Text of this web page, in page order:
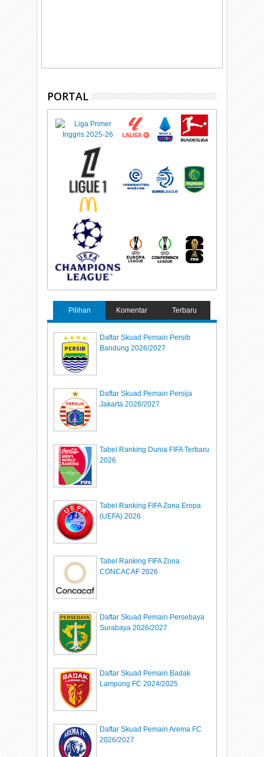
PORTAL
Pilihan Komentar Terbaru
Daftar Skuad Pemain Persib
Bandung 2026/2027
Daftar Skuad Pemain Persija
Jakarta 2026/2027
Tabel Ranking Dunia FIFA Terbaru
2026
Tabel Ranking FIFA Zona Eropa
(UEFA) 2026
Tabel Ranking FIFA Zona
CONCACAF 2026
Daftar Skuad Pemain Persebaya
Surabaya 2026/2027
Daftar Skuad Pemain Badak
Lampung FC 2024/2025
Daftar Skuad Pemain Arema FC
2026/2027